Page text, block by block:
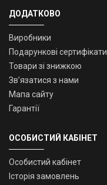
ДОДАТКОВО
Виробники
Подарункові сертифікати
Товари зі знижкою
Зв’язатися з нами
Мапа сайту
Гарантії
ОСОБИСТИЙ КАБІНЕТ
Особистий кабінет
Історія замовлень